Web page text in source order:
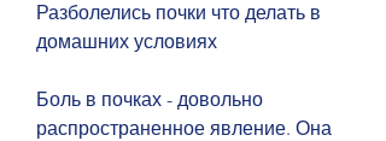
Разболелись почки что делать в
домашних условиях
Боль в почках - довольно
распространенное явление. Она